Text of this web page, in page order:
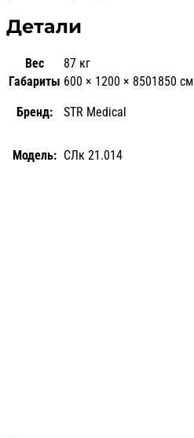
Детали
Вес
87 кг
Габариты 600 × 1200 × 8501850 см
Бренд: STR Medical
Модель: СЛк 21.014